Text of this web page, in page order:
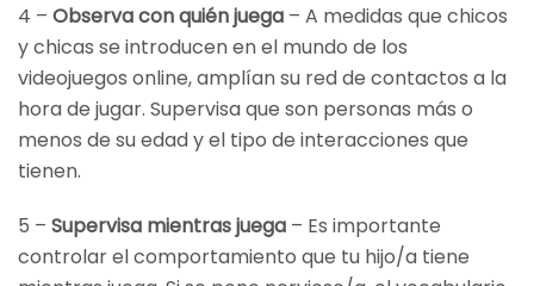
4 – Observa con quién juega – A medidas que chicos
y chicas se introducen en el mundo de los
videojuegos online, amplían su red de contactos a la
hora de jugar. Supervisa que son personas más o
menos de su edad y el tipo de interacciones que
tienen.
5 – Supervisa mientras juega – Es importante
controlar el comportamiento que tu hijo/a tiene